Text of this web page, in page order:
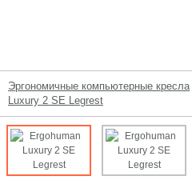
Эргономичные компьютерные кресла
Luxury 2 SE Legrest